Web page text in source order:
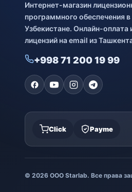
Интернет-магазин
программного обеспечения в
Узбекистане. Онлайн-оплата
лицензий на email из
+998 71 200 19 99
Click Payme
© 2026 ООО Starlab. Все права